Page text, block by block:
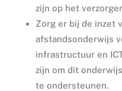
zijn op het
Zorg er bij de inzet
afstandsonderwijs
infrastructuur en
zijn om dit
te ondersteunen.